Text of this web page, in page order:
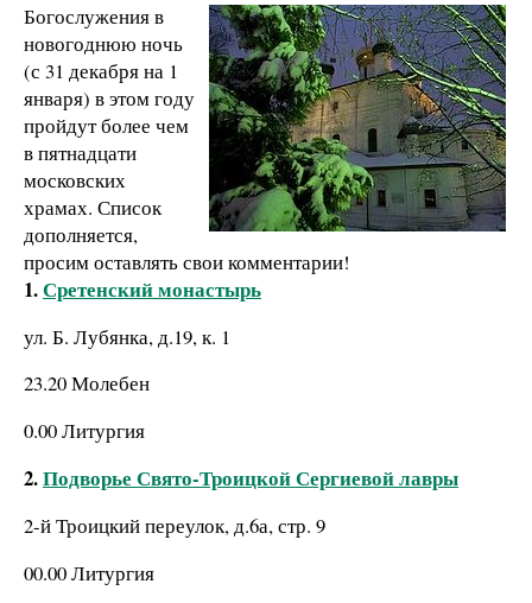
Богослужения в
новогоднюю ночь
(с 31 декабря на 1
января) в этом году
пройдут более чем
в пятнадцати
московских
храмах. Список
дополняется,
просим оставлять свои комментарии!
1.Сретенский монастырь
ул. Б. Лубянка, д.19, к. 1
23.20 Молебен
0.00 Литургия
2.Подворье Свято-Троицкой Сергиевой лавры
2-й Троицкий переулок, д.6а, стр. 9
00.00 Литургия